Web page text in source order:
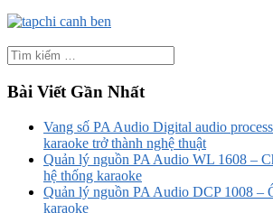
Bài Viết Gần Nhất
Vang số PA Audio Digital audio
karaoke trở thành nghệ thuật
Quản lý nguồn PA Audio WL 1608 –
hệ thống karaoke
Quản lý nguồn PA Audio DCP 1008 –
karaoke